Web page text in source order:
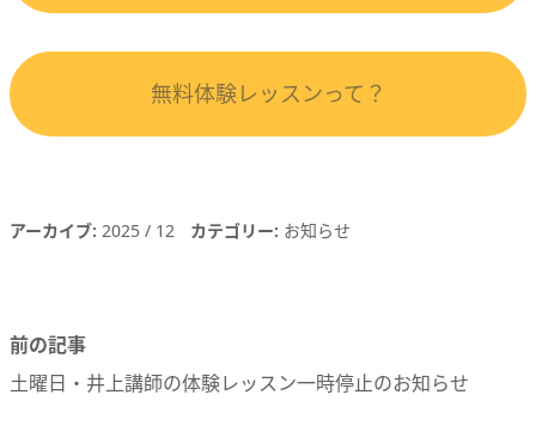
無料体験レッスンって？
アーカイブ 2025 12 カテゴリー お知らせ
前の記事
土曜日・井上講師の体験レッスン一時停止のお知らせ